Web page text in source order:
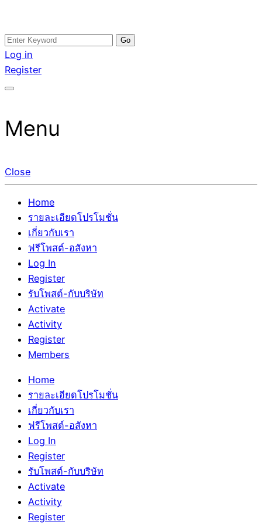
Skip
to
content
อสังหาโพสต์ รีวิวเยอะ รับจ้างโพสต์ขายบ้าน รับจ้างโพสต์อสัง
หา แตกต่างอย่างตั้งใจ รับรองผล อันดับ1 การโพสต์ขายอสังหา
กับทีมงานบริษัท บ้าน ที่ดิน คอนโด ติดGoogleหน้าแรกได้จริงๆ
รับจ้างโพสอสังหา ขายบ้าน อสังหาโพสต์ เชื่อถือได้จริง รับ
โพสต์ ที่ดิน กับทีมงานบริษัท ถูกและดีที่สุด ไม่มีค่านายหน้า
ขายได้จริงๆ ช่วยสร้างโอกาสในการขายได้มากกว่า ที่เดียว ที่
Search
for:
Log in
Register
Menu
Close
Home
รายละเอียดโปรโมชั่น
เกี่ยวกับเรา
ฟรีโพสต์-อสังหา
Log In
Register
รับโพสต์-กับบริษัท
Activate
Activity
Register
Members
Home
รายละเอียดโปรโมชั่น
เกี่ยวกับเรา
ฟรีโพสต์-อสังหา
Log In
Register
รับโพสต์-กับบริษัท
Activate
Activity
Register